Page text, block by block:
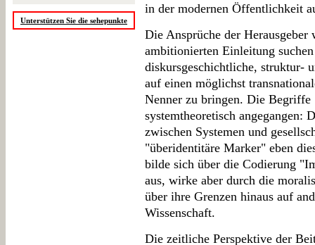
Unterstützen Sie die sehepunkte
in der modernen Öffentlichkeit
Die Ansprüche der
ambitionierten Einleitung
diskursgeschichtliche, struktur-
auf einen möglichst
Nenner zu bringen. Die
systemtheoretisch angegangen:
zwischen Systemen und
"überidentitäre Marker" eben
bilde sich über die Codierung
aus, wirke aber durch die
über ihre Grenzen hinaus auf
Wissenschaft.
Die zeitliche Perspektive der